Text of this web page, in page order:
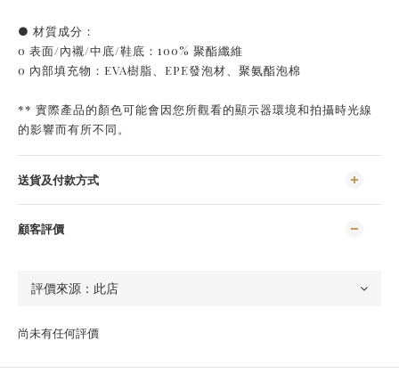
● 材質成分：
o 表面/內襯/中底/鞋底：100% 聚酯纖維
o 內部填充物：EVA樹脂、EPE發泡材、聚氨酯泡棉
** 實際產品的顏色可能會因您所觀看的顯示器環境和拍攝時光線
的影響而有所不同。
送貨及付款方式
顧客評價
尚未有任何評價